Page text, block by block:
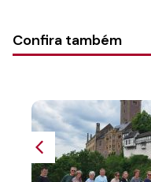
Confira também